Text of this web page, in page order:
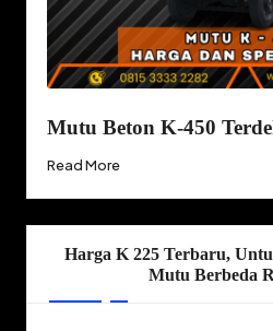
Mutu Beton K-450
Read More
Harga K 225 Terbaru,
Mutu Berbeda